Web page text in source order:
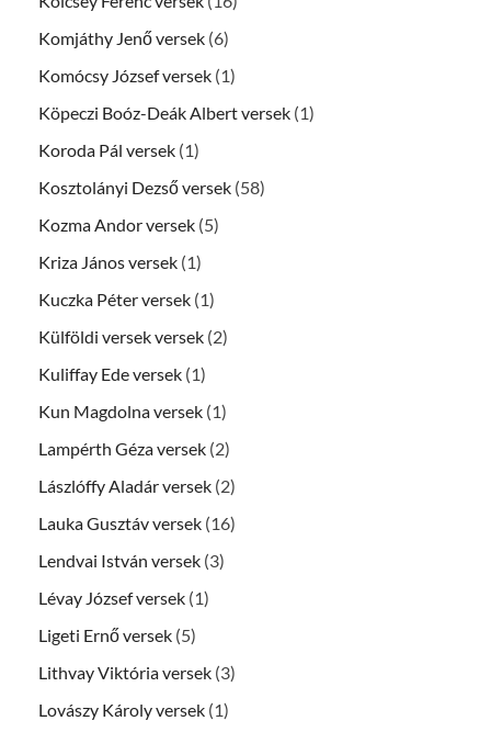
Komjáthy Jenő versek (6)
Komócsy József versek (1)
Köpeczi Boóz-Deák Albert versek (1)
Koroda Pál versek (1)
Kosztolányi Dezső versek (58)
Kozma Andor versek (5)
Kriza János versek (1)
Kuczka Péter versek (1)
Külföldi versek versek (2)
Kuliffay Ede versek (1)
Kun Magdolna versek (1)
Lampérth Géza versek (2)
Lászlóffy Aladár versek (2)
Lauka Gusztáv versek (16)
Lendvai István versek (3)
Lévay József versek (1)
Ligeti Ernő versek (5)
Lithvay Viktória versek (3)
Lovászy Károly versek (1)